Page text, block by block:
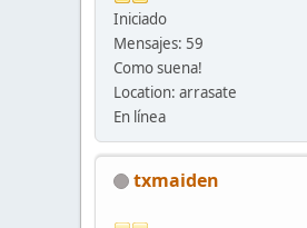
Iniciado
Mensajes: 59
Como suena!
Location: arrasate
En línea
txmaiden